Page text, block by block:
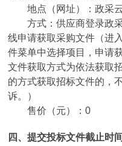
地点（网址）：政采
方式：供应商登录政
线申请获取采购文件（进
件菜单中选择项目，申请
文件获取方式为依法获取
的方式获取招标文件的，
诉。）
售价（元）：0
四、提交投标文件截止时